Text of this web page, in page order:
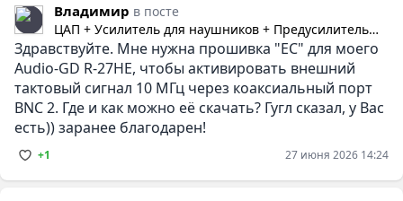
Владимир в посте
ЦАП + Усилитель для наушников + Предусилитель
Audio-gd R-27HE
Здравствуйте. Мне нужна прошивка "EC" для моего
Audio-GD R-27HE, чтобы активировать внешний
тактовый сигнал 10 МГц через коаксиальный порт
BNC 2. Где и как можно её скачать? Гугл сказал, у Вас
есть)) заранее благодарен!
+1 27 июня 2026 14:24